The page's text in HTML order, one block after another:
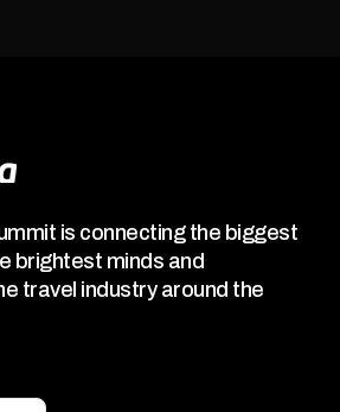
is connecting the biggest
brightest minds and
travel industry around the